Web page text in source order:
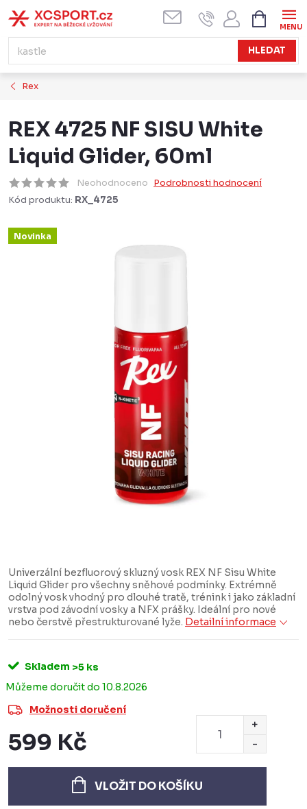
na
obsah
HLEDAT
KOŠÍK
Rex
REX 4725 NF SISU White
Liquid Glider, 60ml
Neohodnoceno Podrobnosti hodnocení
Kód produktu: RX_4725
Novinka
Univerzální bezfluorový skluzný vosk REX NF Sisu White
Liquid Glider pro všechny sněhové podmínky. Extrémně
odolný vosk vhodný pro dlouhé tratě, trénink i jako základní
vrstva pod závodní vosky a NFX prášky. Ideální pro nové
nebo čerstvě přestrukturované lyže. Detailní informace
Skladem >5 ks
10.8.2026
Možnosti doručení
599 Kč
cena:
VLOŽIT DO KOŠÍKU